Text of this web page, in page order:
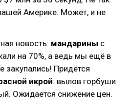
Америке. Может, и не
новость: мандарины с
на 70%, а ведь мы ещё в
закупались! Придётся
икрой: вылов горбуши
Ожидается снижение цен.